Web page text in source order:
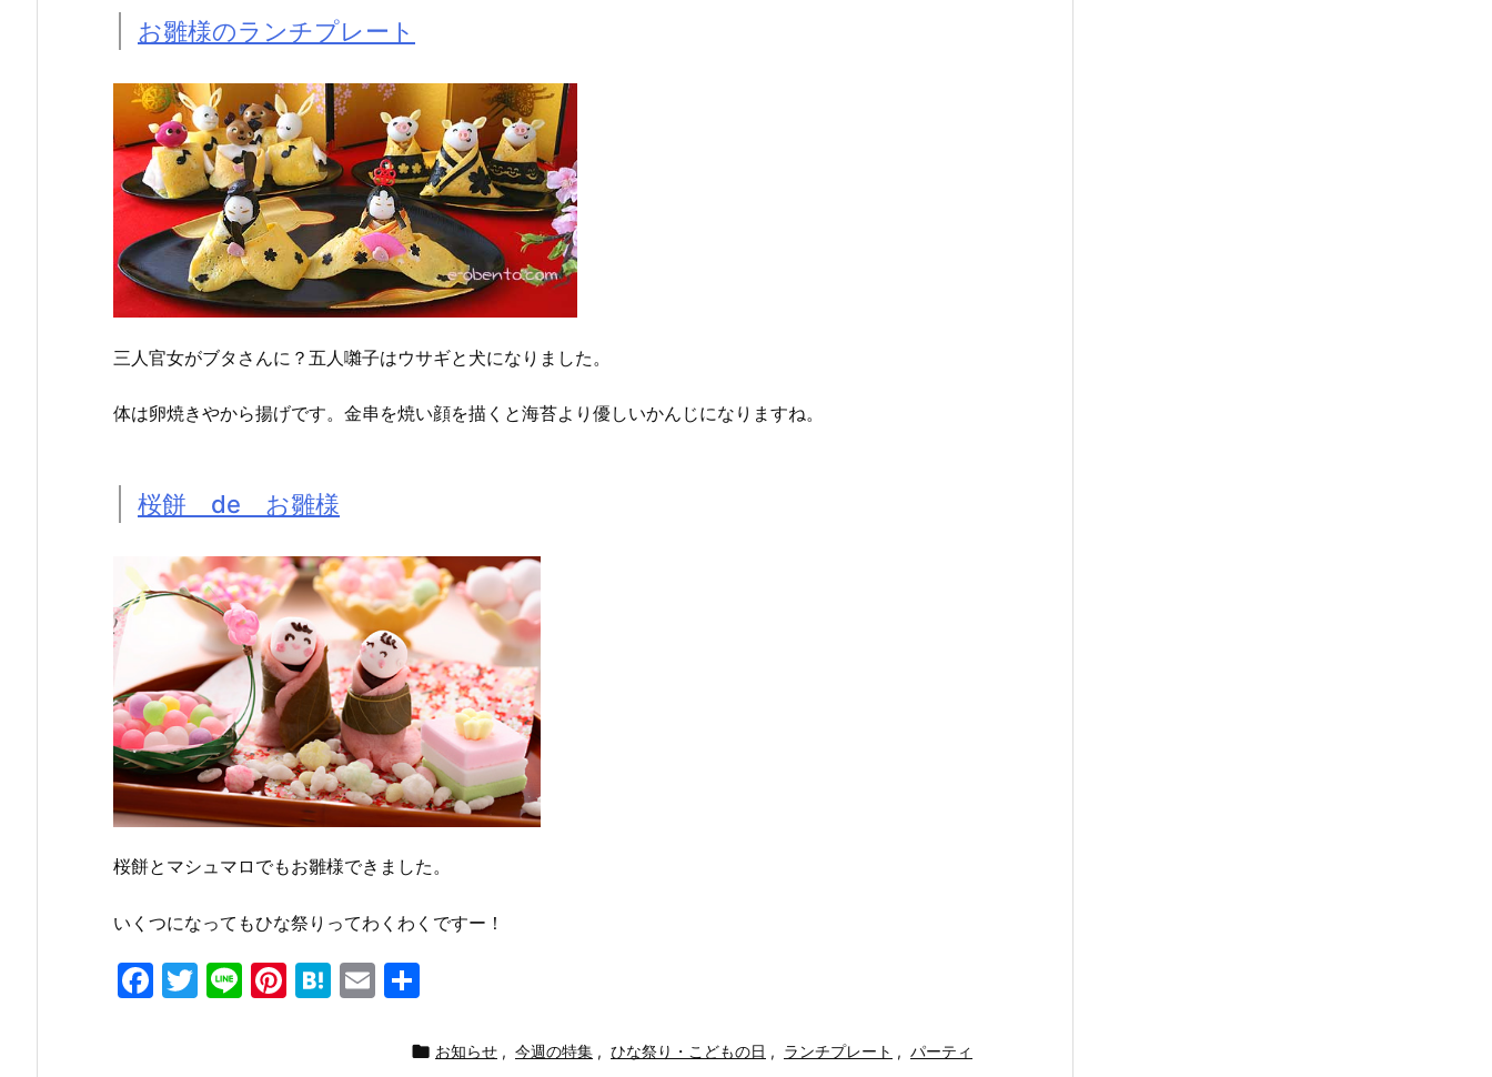
お雛様のランチプレート
三人官女がブタさんに？五人囃子はウサギと犬になりました。
体は卵焼きやから揚げです。金串を焼い顔を描くと海苔より優しいかんじになりますね。
桜餅 de お雛様
桜餅とマシュマロでもお雛様できました。
いくつになってもひな祭りってわくわくですー！
F
T
Li Pi H
E
 お知らせ , 今週の特集 , ひな祭り・こどもの日 , ランチプレート , パーティ